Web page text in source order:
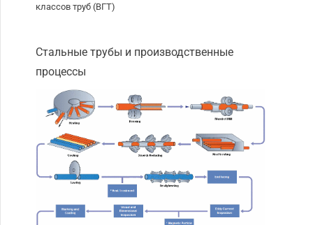
классов труб (ВГТ)
Стальные трубы и производственные
процессы